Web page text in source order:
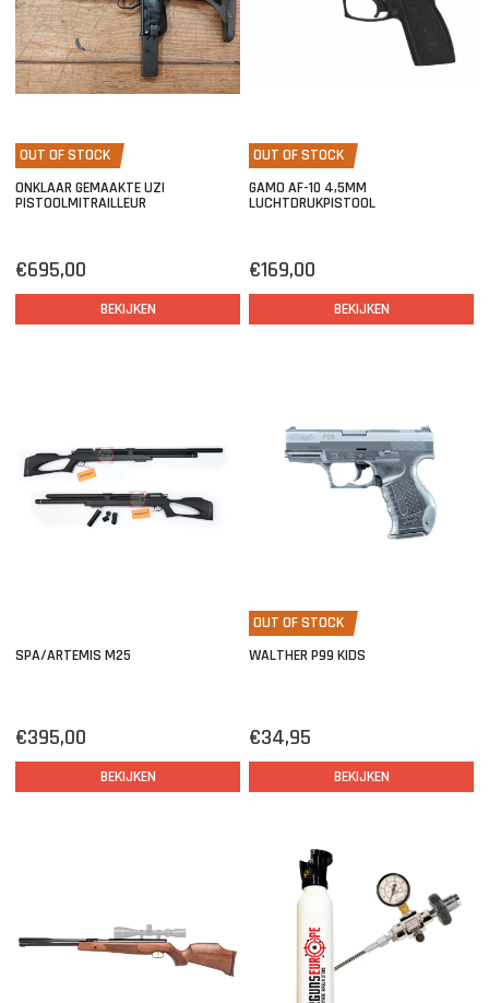
OUT OF STOCK
ONKLAAR GEMAAKTE UZI
PISTOOLMITRAILLEUR
€695,00
BEKIJKEN
OUT OF STOCK
GAMO AF-10 4,5MM
LUCHTDRUKPISTOOL
€169,00
BEKIJKEN
SPA/ARTEMIS M25
€395,00
BEKIJKEN
OUT OF STOCK
WALTHER P99 KIDS
€34,95
BEKIJKEN